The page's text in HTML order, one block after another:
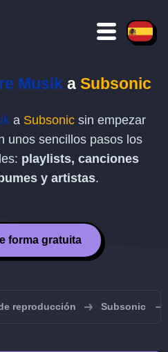
Musik a Subsonic
a Subsonic sin empezar
unos sencillos pasos los
playlists, canciones
y artistas.
forma gratuita
reproducción Subsonic